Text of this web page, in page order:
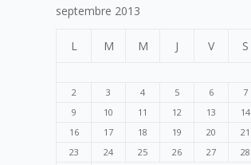
septembre 2013
L M M J V S
2
3 4 5 6 7
9
10 11 12 13 14
16
17 18 19 20 21
23
24 25 26 27 28